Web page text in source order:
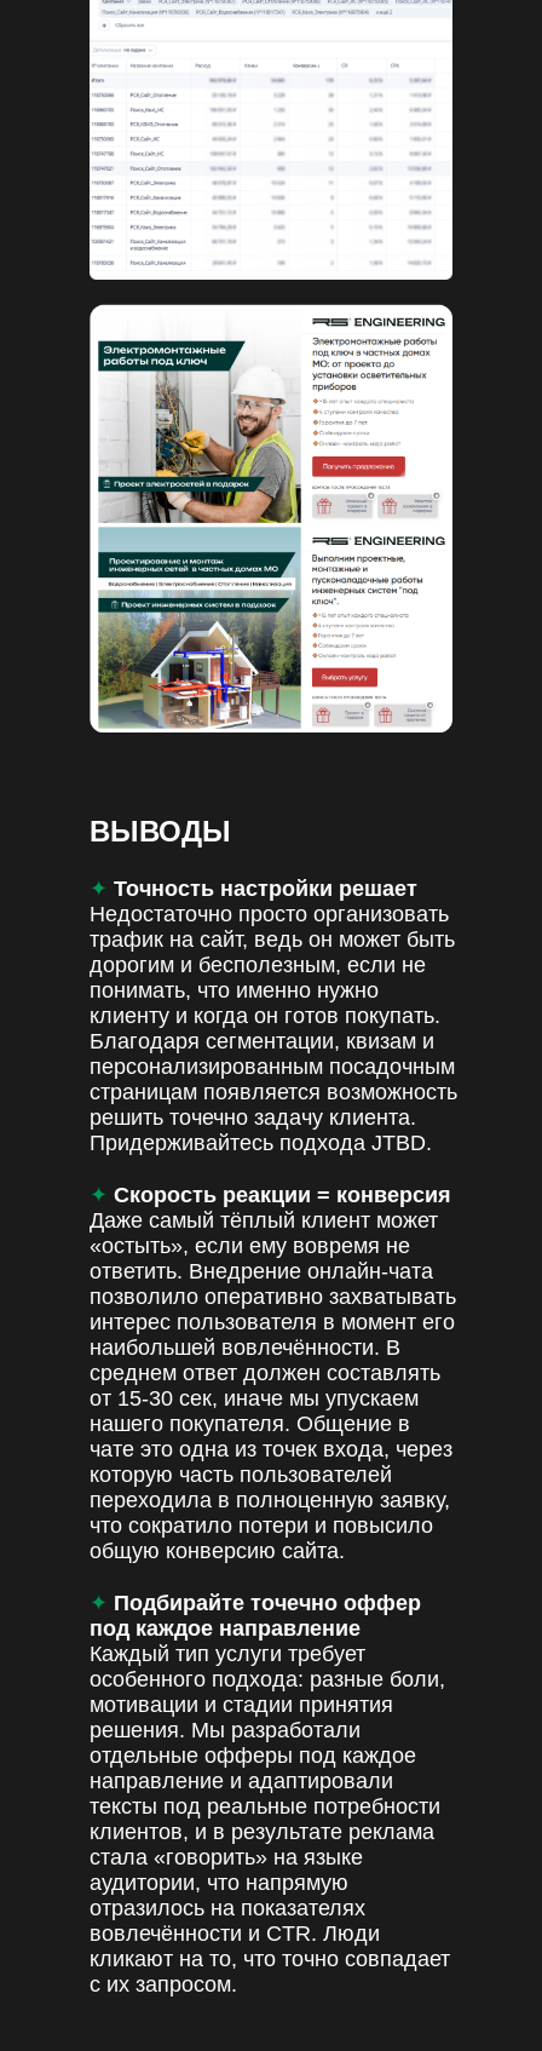
ВЫВОДЫ
✦ Точность настройки решает
Недостаточно просто организовать
трафик на сайт, ведь он может быть
дорогим и бесполезным, если не
понимать, что именно нужно
клиенту и когда он готов покупать.
Благодаря сегментации, квизам и
персонализированным посадочным
страницам появляется возможность
решить точечно задачу клиента.
Придерживайтесь подхода JTBD.
✦ Скорость реакции = конверсия
Даже самый тёплый клиент может
«остыть», если ему вовремя не
ответить. Внедрение онлайн-чата
позволило оперативно захватывать
интерес пользователя в момент его
наибольшей вовлечённости. В
среднем ответ должен составлять
от 15-30 сек, иначе мы упускаем
нашего покупателя. Общение в
чате это одна из точек входа, через
которую часть пользователей
переходила в полноценную заявку,
что сократило потери и повысило
общую конверсию сайта.
✦ Подбирайте точечно оффер
под каждое направление
Каждый тип услуги требует
особенного подхода: разные боли,
мотивации и стадии принятия
решения. Мы разработали
отдельные офферы под каждое
направление и адаптировали
тексты под реальные потребности
клиентов, и в результате реклама
стала «говорить» на языке
аудитории, что напрямую
отразилось на показателях
вовлечённости и CTR. Люди
кликают на то, что точно совпадает
с их запросом.